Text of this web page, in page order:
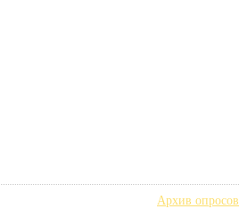
Архив опросов